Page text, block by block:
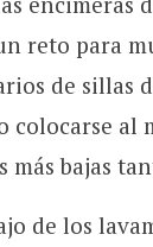
reto para
de sillas
colocarse al
más bajas
de los